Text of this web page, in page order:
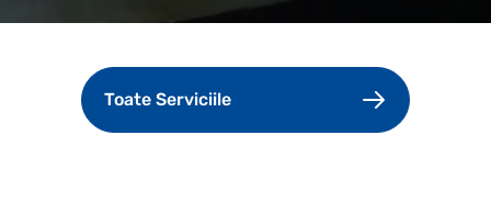
Toate Serviciile